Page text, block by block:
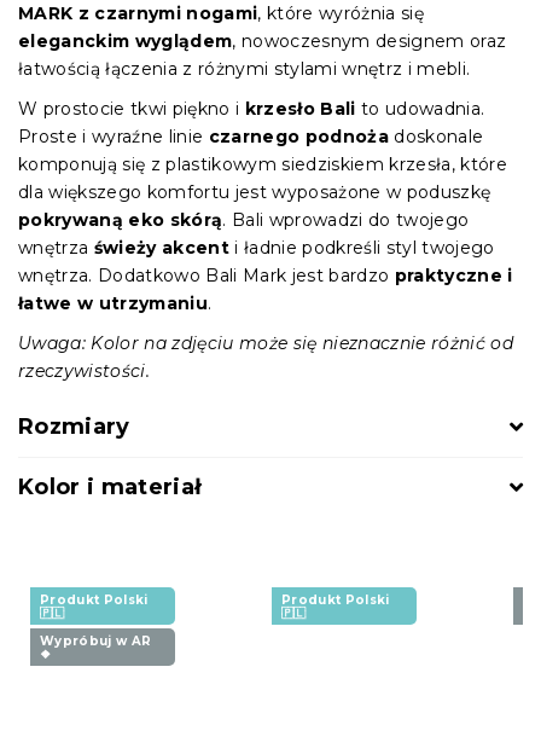
MARK z czarnymi nogami, które wyróżnia się
eleganckim wyglądem, nowoczesnym designem oraz
łatwością łączenia z różnymi stylami wnętrz i mebli.
W prostocie tkwi piękno i krzesło Bali to udowadnia.
Proste i wyraźne linie czarnego podnoża doskonale
komponują się z plastikowym siedziskiem krzesła, które
dla większego komfortu jest wyposażone w poduszkę
pokrywaną eko skórą. Bali wprowadzi do twojego
wnętrza świeży akcent i ładnie podkreśli styl twojego
wnętrza. Dodatkowo Bali Mark jest bardzo praktyczne i
łatwe w utrzymaniu.
Uwaga: Kolor na zdjęciu może się nieznacznie różnić od
rzeczywistości.
Rozmiary
Kolor i materiał
Produkt Polski
🇵🇱
Wypróbuj w AR
❖
Produkt Polski
🇵🇱